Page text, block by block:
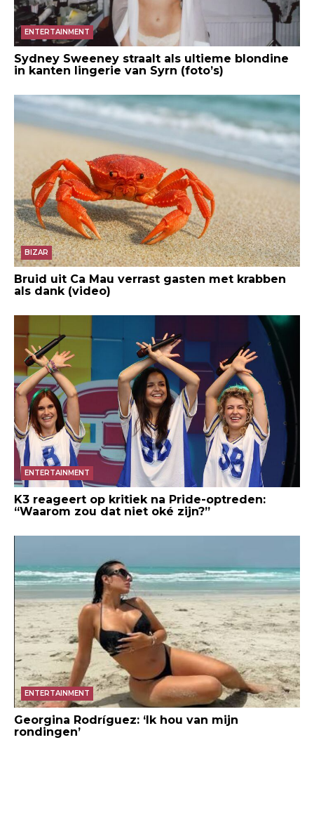
ENTERTAINMENT
Sydney Sweeney straalt als ultieme blondine
in kanten lingerie van Syrn (foto’s)
BIZAR
Bruid uit Ca Mau verrast gasten met krabben
als dank (video)
ENTERTAINMENT
K3 reageert op kritiek na Pride-optreden:
“Waarom zou dat niet oké zijn?”
ENTERTAINMENT
Georgina Rodríguez: ‘Ik hou van mijn
rondingen’